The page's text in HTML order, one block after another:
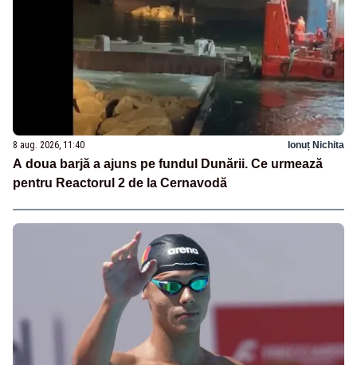
8 aug. 2026, 11:40 Ionuț Nichita
A doua barjă a ajuns pe fundul Dunării. Ce urmează
pentru Reactorul 2 de la Cernavodă